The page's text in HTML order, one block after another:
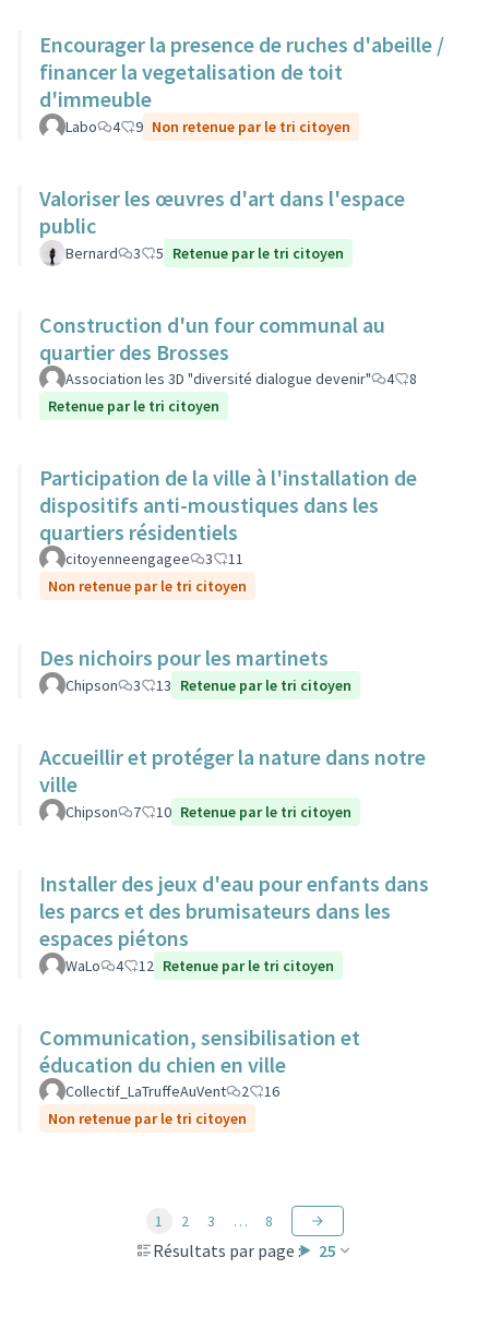
Encourager la presence de ruches d'abeille /
financer la vegetalisation de toit
d'immeuble
Labo 4 9 Non retenue par le tri citoyen
Valoriser les œuvres d'art dans l'espace
public
Bernard 3 5 Retenue par le tri citoyen
Construction d'un four communal au
quartier des Brosses
Association les 3D "diversité dialogue devenir" 4
8
Retenue par le tri citoyen
Participation de la ville à l'installation de
dispositifs anti-moustiques dans les
quartiers résidentiels
citoyenneengagee 3
11
Non retenue par le tri citoyen
Des nichoirs pour les martinets
Chipson 3 13 Retenue par le tri citoyen
Accueillir et protéger la nature dans notre
ville
Chipson 7 10 Retenue par le tri citoyen
Installer des jeux d'eau pour enfants dans
les parcs et des brumisateurs dans les
espaces piétons
WaLo 4 12 Retenue par le tri citoyen
Communication, sensibilisation et
éducation du chien en ville
Collectif_LaTruffeAuVent 2
16
Non retenue par le tri citoyen
Résultats par page : 25
1 2 3 … 8